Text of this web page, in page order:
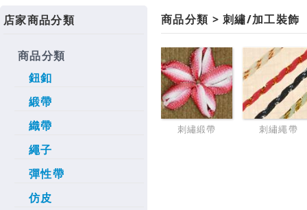
店家商品分類
商品分類
鈕釦
緞帶
織帶
繩子
彈性帶
仿皮
商品分類 > 刺繡/加工裝飾
刺繡緞帶 刺繡繩帶